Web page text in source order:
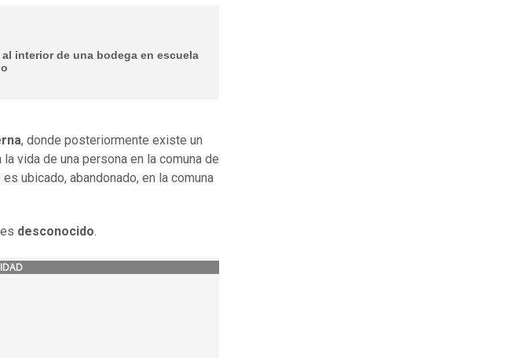
interior de una bodega en escuela
, donde posteriormente existe un
vida de una persona en la comuna de
ubicado, abandonado, en la comuna
desconocido.